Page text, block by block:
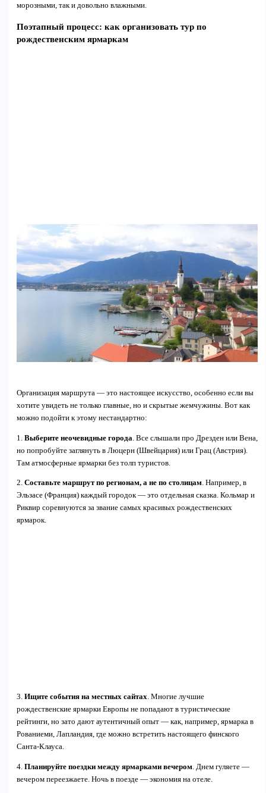
морозными, так и довольно влажными.
Поэтапный процесс: как организовать тур по
рождественским ярмаркам
Организация маршрута — это настоящее искусство, особенно если вы
хотите увидеть не только главные, но и скрытые жемчужины. Вот как
можно подойти к этому нестандартно:
1. Выберите неочевидные города . Все слышали про Дрезден или Вена,
но попробуйте заглянуть в Люцерн (Швейцария) или Грац (Австрия).
Там атмосферные ярмарки без толп туристов.
2. Составьте маршрут по регионам, а не по столицам. Например, в
Эльзасе (Франция) каждый городок — это отдельная сказка. Кольмар и
Риквир соревнуются за звание самых красивых рождественских
ярмарок.
3. Ищите события на местных сайтах. Многие лучшие
рождественские ярмарки Европы не попадают в туристические
рейтинги, но зато дают аутентичный опыт — как, например, ярмарка в
Рованиеми, Лапландия, где можно встретить настоящего финского
Санта-Клауса.
4. Планируйте поездки между ярмарками вечером. Днем гуляете —
вечером переезжаете. Ночь в поезде — экономия на отеле.